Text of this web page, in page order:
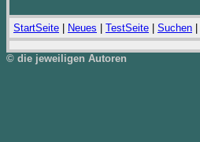
StartSeite Neues TestSeite Suchen
© die jeweiligen Autoren